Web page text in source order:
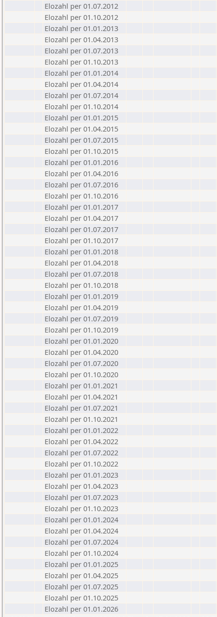
Elozahl per 01.07.2012
Elozahl per 01.10.2012
Elozahl per 01.01.2013
Elozahl per 01.04.2013
Elozahl per 01.07.2013
Elozahl per 01.10.2013
Elozahl per 01.01.2014
Elozahl per 01.04.2014
Elozahl per 01.07.2014
Elozahl per 01.10.2014
Elozahl per 01.01.2015
Elozahl per 01.04.2015
Elozahl per 01.07.2015
Elozahl per 01.10.2015
Elozahl per 01.01.2016
Elozahl per 01.04.2016
Elozahl per 01.07.2016
Elozahl per 01.10.2016
Elozahl per 01.01.2017
Elozahl per 01.04.2017
Elozahl per 01.07.2017
Elozahl per 01.10.2017
Elozahl per 01.01.2018
Elozahl per 01.04.2018
Elozahl per 01.07.2018
Elozahl per 01.10.2018
Elozahl per 01.01.2019
Elozahl per 01.04.2019
Elozahl per 01.07.2019
Elozahl per 01.10.2019
Elozahl per 01.01.2020
Elozahl per 01.04.2020
Elozahl per 01.07.2020
Elozahl per 01.10.2020
Elozahl per 01.01.2021
Elozahl per 01.04.2021
Elozahl per 01.07.2021
Elozahl per 01.10.2021
Elozahl per 01.01.2022
Elozahl per 01.04.2022
Elozahl per 01.07.2022
Elozahl per 01.10.2022
Elozahl per 01.01.2023
Elozahl per 01.04.2023
Elozahl per 01.07.2023
Elozahl per 01.10.2023
Elozahl per 01.01.2024
Elozahl per 01.04.2024
Elozahl per 01.07.2024
Elozahl per 01.10.2024
Elozahl per 01.01.2025
Elozahl per 01.04.2025
Elozahl per 01.07.2025
Elozahl per 01.10.2025
Elozahl per 01.01.2026